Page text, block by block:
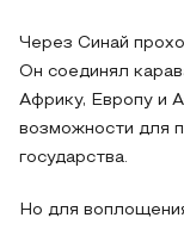
Через Синай
Он соединял
Африку, Европу и
возможности для
государства.
Но для